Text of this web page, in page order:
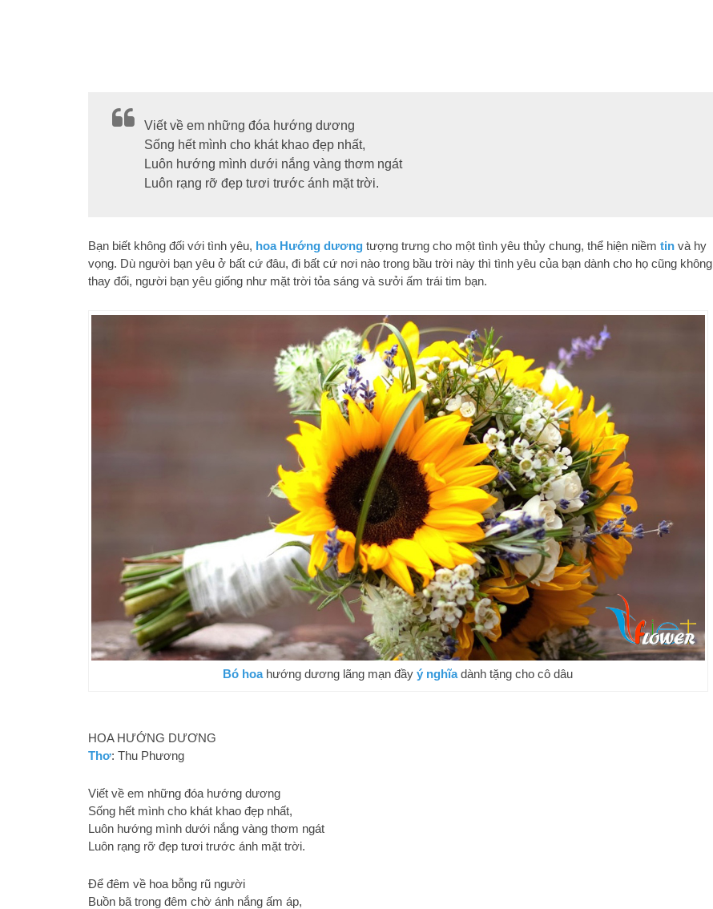
Viết về em những đóa hướng dương
Sống hết mình cho khát khao đẹp nhất,
Luôn hướng mình dưới nắng vàng thơm ngát
Luôn rạng rỡ đẹp tươi trước ánh mặt trời.
Bạn biết không đối với tình yêu, hoa Hướng dương tượng trưng cho một tình yêu thủy chung, thể hiện niềm tin và hy
vọng. Dù người bạn yêu ở bất cứ đâu, đi bất cứ nơi nào trong bầu trời này thì tình yêu của bạn dành cho họ cũng không
thay đổi, người bạn yêu giống như mặt trời tỏa sáng và sưởi ấm trái tim bạn.
Bó hoahướng dương lãng mạn đầyý nghĩadành tặng cho cô dâu
HOA HƯỚNG DƯƠNG
Thơ: Thu Phương
Viết về em những đóa hướng dương
Sống hết mình cho khát khao đẹp nhất,
Luôn hướng mình dưới nắng vàng thơm ngát
Luôn rạng rỡ đẹp tươi trước ánh mặt trời.
Để đêm về hoa bỗng rũ người
Buồn bã trong đêm chờ ánh nắng ấm áp,